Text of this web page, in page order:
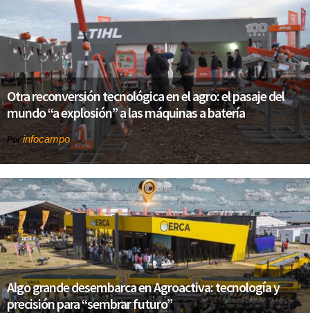
Otra reconversión tecnológica en el agro: el pasaje del
mundo “a explosión” a las máquinas a batería
Porinfocampo
Algo grande desembarca en Agroactiva: tecnología y
precisión para “sembrar futuro”